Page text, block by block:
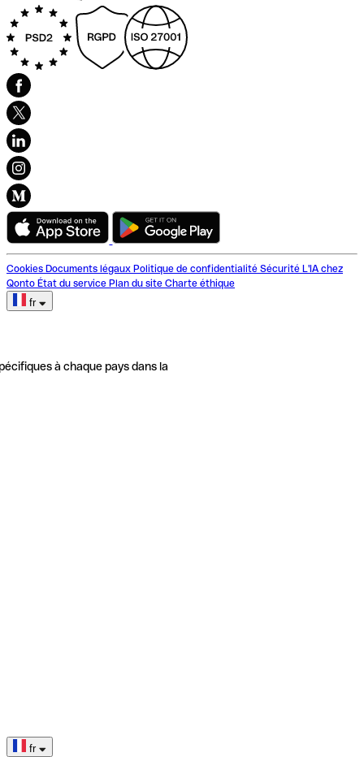
Cookies Documents légaux Politique de confidentialité Sécurité L'IA chez
Qonto État du service Plan du site Charte éthique
fr
à chaque pays dans la
fr